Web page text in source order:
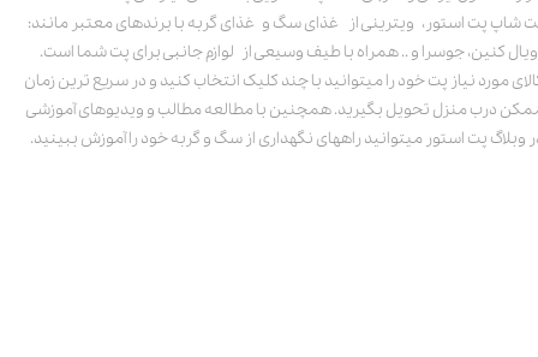
شاپ پت استور، ویترینی از غذای سگ و غذای گربه با برندهای معتبر مانند:
کنین، جوسرا و .. همراه با طیف وسیعی از لوازم جانبی برای پت شما است.
مورد نیاز پت خود را میتوانید با چند کلیک انتخاب کنید و در سریع ترین زمان
درب منزل تحویل بگیرید. همچنین با مطالعه مطالب و ویدیوهای آموزشی
وبلاگ پت استور میتوانید راههای نگهداری از سگ و گربه خود را آموزش ببینید.